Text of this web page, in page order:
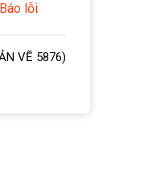
lỗi
VẼ 5876)